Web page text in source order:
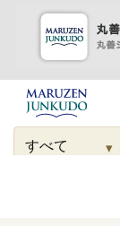
コンテンツに
進む
検
▾